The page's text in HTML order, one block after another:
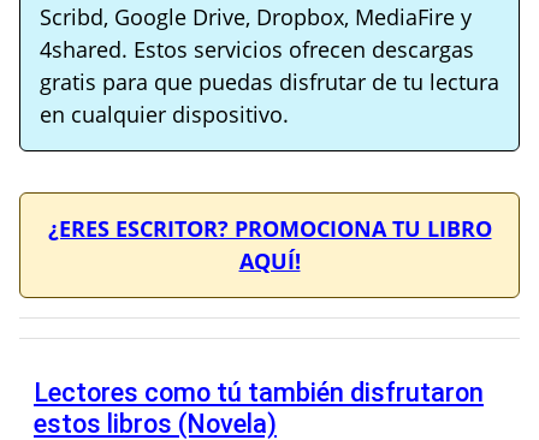
Scribd, Google Drive, Dropbox, MediaFire y
4shared. Estos servicios ofrecen descargas
gratis para que puedas disfrutar de tu lectura
en cualquier dispositivo.
¿ERES ESCRITOR? PROMOCIONA TU LIBRO
AQUÍ!
Lectores como tú también disfrutaron
estos libros (Novela)